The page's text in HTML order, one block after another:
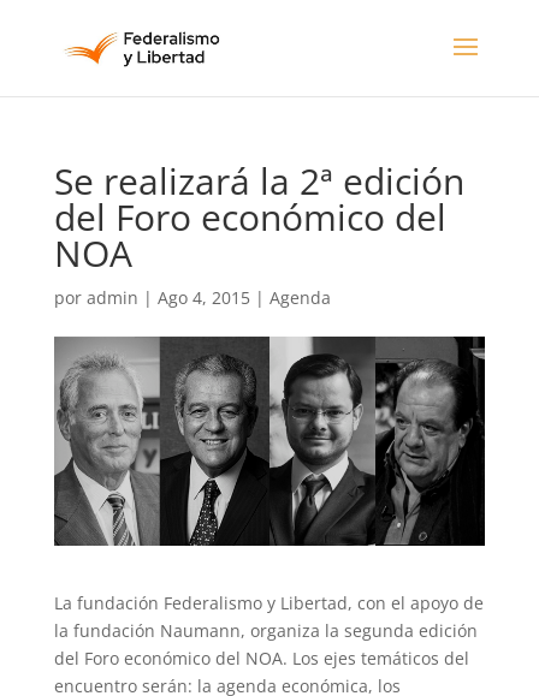
Se realizará la 2ª edición
del Foro económico del
NOA
por admin | Ago 4, 2015| Agenda
La fundación Federalismo y Libertad, con el apoyo de
la fundación Naumann, organiza la segunda edición
del Foro económico del NOA. Los ejes temáticos del
encuentro serán: la agenda económica, los